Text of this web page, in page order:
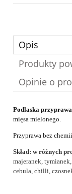
Opis
Produkty
Opinie o
Podlaska
mięsa mielonego.
Przyprawa bez chemii
Skład: w różnych
majeranek,
cebula, chilli,